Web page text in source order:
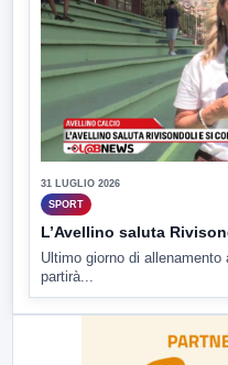
31 LUGLIO 2026
SPORT
L’Avellino saluta
Ultimo giorno di
partirà...